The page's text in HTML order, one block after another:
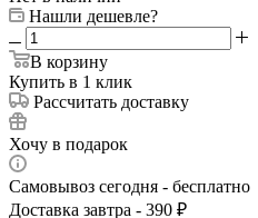
Нашли дешевле?
В корзину
Купить в 1 клик
Рассчитать доставку
Хочу в подарок
Самовывоз сегодня - бесплатно
Доставка завтра - 390 ₽